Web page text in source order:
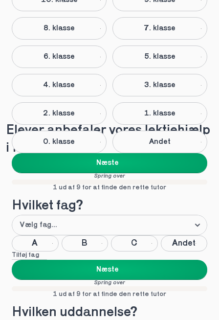
8. klasse 7. klasse
6. klasse 5. klasse
4. klasse 3. klasse
2. klasse 1. klasse
0. klasse Andet
Næste
Spring over
1 ud af 9 for at finde den rette tutor
Hvilket fag?
A B C Andet
Tilføj fag
Næste
Spring over
1 ud af 9 for at finde den rette tutor
Hvilken uddannelse?
Elever anbefaler vores lektiehjælp
i Kgs.